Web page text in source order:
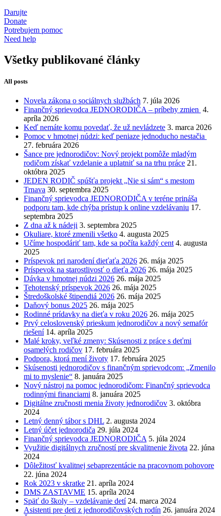
Darujte
Donate
Potrebujem pomoc
Need help
Všetky publikované články
All posts
Novela zákona o sociálnych službách 7. júla 2026
Finančný sprievodca JEDNORODIČA – príbehy zmien 4.
apríla 2026
Keď nemáte komu povedať, že už nevládzete 3. marca 2026
Pomoc v hmotnej núdzi: keď peniaze jednoducho nestačia
27. februára 2026
Šance pre jednorodičov: Nový projekt pomôže mladým
rodičom získať vzdelanie a uplatniť sa na trhu práce 21.
októbra 2025
JEDEN RODIČ spúšťa projekt „Nie si sám“ s mestom
Trnava 30. septembra 2025
Finančný sprievodca JEDNORODIČA v teréne prináša
podporu tam, kde chýba prístup k online vzdelávaniu 17.
septembra 2025
Z dna až k nádeji 3. septembra 2025
Okuliare, ktoré zmenili všetko 4. augusta 2025
Učíme hospodáriť tam, kde sa počíta každý cent 4. augusta
2025
Príspevok pri narodení dieťaťa 2026 26. mája 2025
Príspevok na starostlivosť o dieťa 2026 26. mája 2025
Dávka v hmotnej núdzi 2026 26. mája 2025
Tehotenský príspevok 2026 26. mája 2025
Štredoškolské štipendiá 2026 26. mája 2025
Daňový bonus 2025 26. mája 2025
Rodinné prídavky na dieťa v roku 2026 26. mája 2025
Prvý celoslovenský prieskum jednorodičov a nový semafór
riešení 14. apríla 2025
Malé kroky, veľké zmeny: Skúsenosti z práce s deťmi
osamelých rodičov 17. februára 2025
Podpora, ktorá mení životy 17. februára 2025
Skúsenosti jednorodičov s finančným sprievodcom: „Zmenilo
mi to myslenie“ 8. januára 2025
Nový nástroj na pomoc jednorodičom: Finančný sprievodca
rodinnými financiami 8. januára 2025
Digitálne zručnosti menia životy jednorodičov 3. októbra
2024
Letný denný tábor s DHL 2. augusta 2024
Letný účet jednorodiča 29. júla 2024
Finančný sprievodca JEDNORODIČA 5. júla 2024
Využitie digitálnych zručností pre skvalitnenie života 22. júna
2024
Dôležitosť kvalitnej sebaprezentácie na pracovnom pohovore
22. júna 2024
Rok 2023 v skratke 21. apríla 2024
DMS ZASTAVME 15. apríla 2024
Späť do školy – vzdelávanie detí 24. marca 2024
Asistenti pre deti z jednorodičovských rodín 26. januára 2024